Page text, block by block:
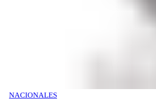
NACIONALES